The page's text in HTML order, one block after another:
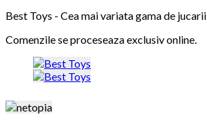
Best Toys - Cea mai variata gama de jucarii
Comenzile se proceseaza exclusiv online.